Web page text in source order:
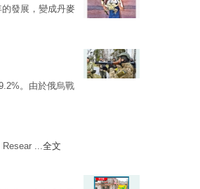
發展，變成丹麥
。由於俄烏戰
Resear ...全文